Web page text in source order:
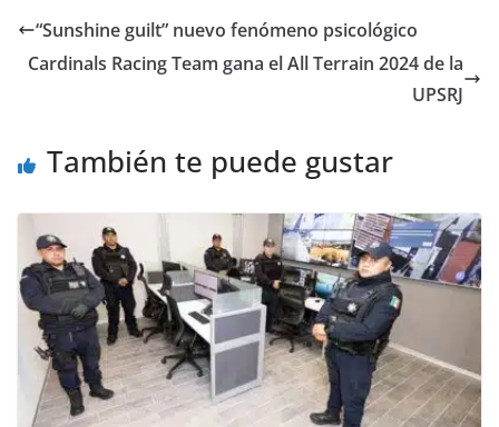
e
b
k
er l s
A
e
n
gr
a
p
ar
“Sunshine guilt” nuevo fenómeno psicológico
Cardinals Racing Team gana el All Terrain 2024 de la
UPSRJ
También te puede gustar